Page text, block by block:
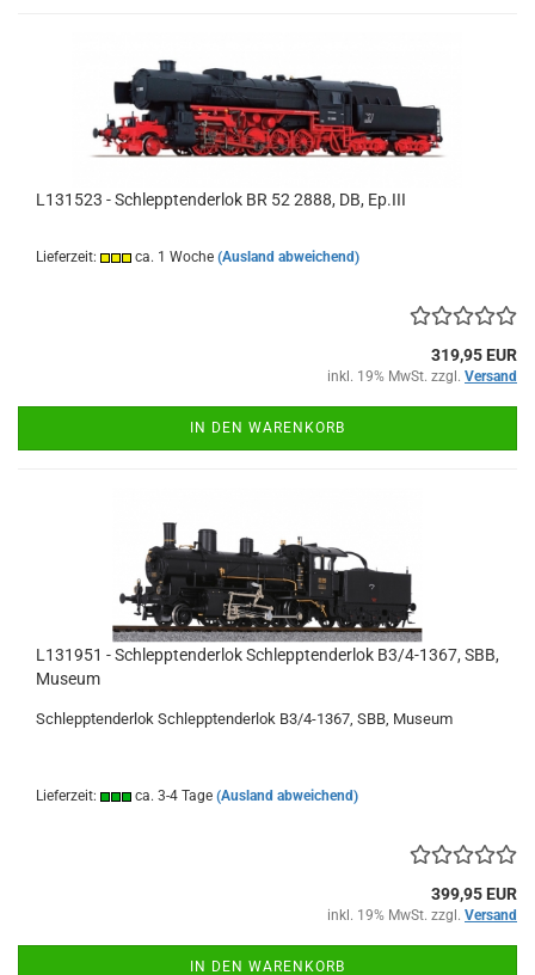
L131523 - Schlepptenderlok BR 52 2888, DB, Ep.III
Lieferzeit: ca. 1 Woche (Ausland abweichend)
319,95 EUR
inkl. 19% MwSt. zzgl. Versand
IN DEN WARENKORB
L131951 - Schlepptenderlok Schlepptenderlok B3/4-1367, SBB,
Museum
Schlepptenderlok Schlepptenderlok B3/4-1367, SBB, Museum
Lieferzeit: ca. 3-4 Tage (Ausland abweichend)
399,95 EUR
inkl. 19% MwSt. zzgl. Versand
IN DEN WARENKORB